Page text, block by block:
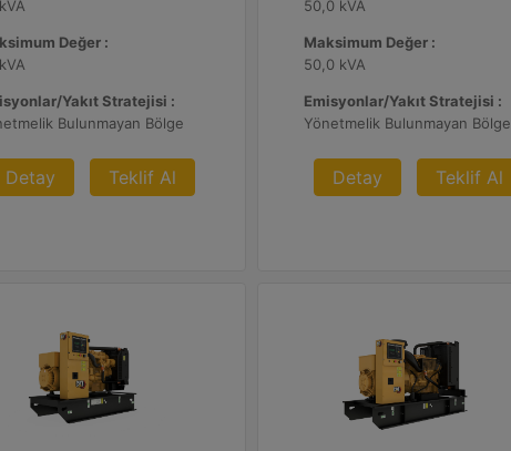
Değer :
Yakıt Stratejisi :
Bulunmayan Bölge
Detay Teklif Al
50,0 kVA
Maksimum Değer :
50,0 kVA
Emisyonlar/Yakıt Stratejisi :
Yönetmelik Bulunmayan Bölge
Detay Teklif Al